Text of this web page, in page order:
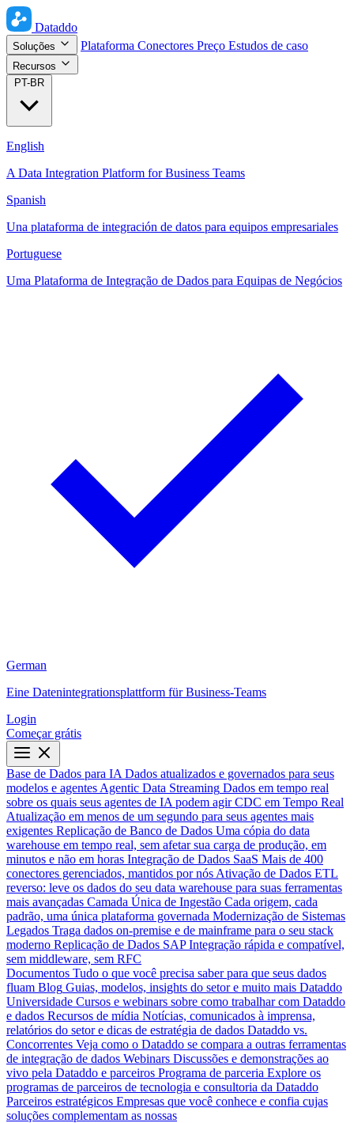
Dataddo
Soluções Plataforma Conectores Preço Estudos de caso
Recursos
PT-BR
English
A Data Integration Platform for Business Teams
Spanish
Una plataforma de integración de datos para equipos empresariales
Portuguese
Uma Plataforma de Integração de Dados para Equipas de Negócios
German
Eine Datenintegrationsplattform für Business-Teams
Login
Começar grátis
Base de Dados para IA Dados atualizados e governados para seus
modelos e agentes Agentic Data Streaming Dados em tempo real
sobre os quais seus agentes de IA podem agir CDC em Tempo Real
Atualização em menos de um segundo para seus agentes mais
exigentes Replicação de Banco de Dados Uma cópia do data
warehouse em tempo real, sem afetar sua carga de produção, em
minutos e não em horas Integração de Dados SaaS Mais de 400
conectores gerenciados, mantidos por nós Ativação de Dados ETL
reverso: leve os dados do seu data warehouse para suas ferramentas
mais avançadas Camada Única de Ingestão Cada origem, cada
padrão, uma única plataforma governada Modernização de Sistemas
Legados Traga dados on-premise e de mainframe para o seu stack
moderno Replicação de Dados SAP Integração rápida e compatível,
sem middleware, sem RFC
Documentos Tudo o que você precisa saber para que seus dados
fluam Blog Guias, modelos, insights do setor e muito mais Dataddo
Universidade Cursos e webinars sobre como trabalhar com Dataddo
e dados Recursos de mídia Notícias, comunicados à imprensa,
relatórios do setor e dicas de estratégia de dados Dataddo vs.
Concorrentes Veja como o Dataddo se compara a outras ferramentas
de integração de dados Webinars Discussões e demonstrações ao
vivo pela Dataddo e parceiros Programa de parceria Explore os
programas de parceiros de tecnologia e consultoria da Dataddo
Parceiros estratégicos Empresas que você conhece e confia cujas
soluções complementam as nossas